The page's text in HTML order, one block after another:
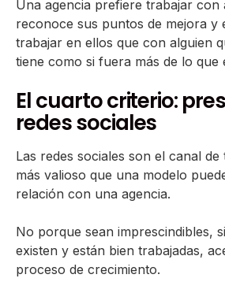
Una agencia prefiere trabajar con
reconoce sus puntos de mejora y
trabajar en ellos que con alguien
tiene como si fuera más de lo que
El cuarto criterio:
redes sociales
Las redes sociales son el canal
más valioso que una modelo
relación con una agencia.
No porque sean imprescindibles,
existen y están bien trabajadas,
proceso de crecimiento.